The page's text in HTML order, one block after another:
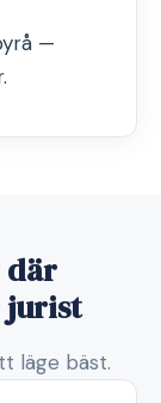
—
där
jurist
läge bäst.